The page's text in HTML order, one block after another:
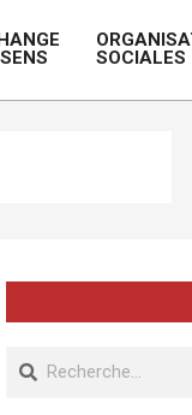
SOCIALES
Recherche